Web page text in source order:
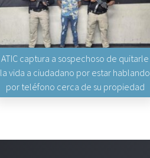
ATIC captura a sospechoso de quitarle
la vida a ciudadano por estar hablando
por teléfono cerca de su propiedad